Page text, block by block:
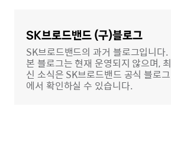
SK브로드밴드 (구)블로그
SK브로드밴드의 과거 블로그입니다.
본 블로그는 현재 운영되지 않으며, 최
신 소식은 SK브로드밴드 공식 블로그
에서 확인하실 수 있습니다.